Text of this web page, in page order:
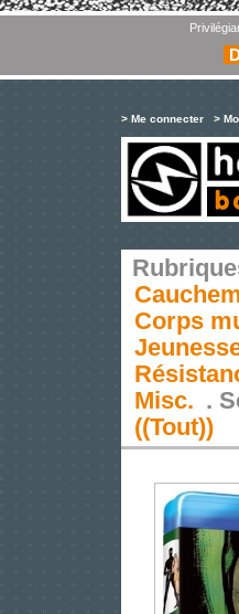
> Me connecter >
Corps
Misc. .
((Tout))